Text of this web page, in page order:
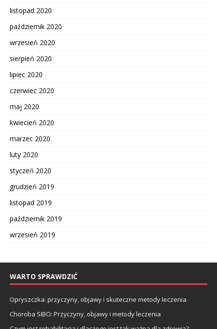
listopad 2020
październik 2020
wrzesień 2020
sierpień 2020
lipiec 2020
czerwiec 2020
maj 2020
kwiecień 2020
marzec 2020
luty 2020
styczeń 2020
grudzień 2019
listopad 2019
październik 2019
wrzesień 2019
WARTO SPRAWDZIĆ
Opryszczka: przyczyny, objawy i skuteczne metody leczenia
Choroba SIBO: Przyczyny, objawy i metody leczenia